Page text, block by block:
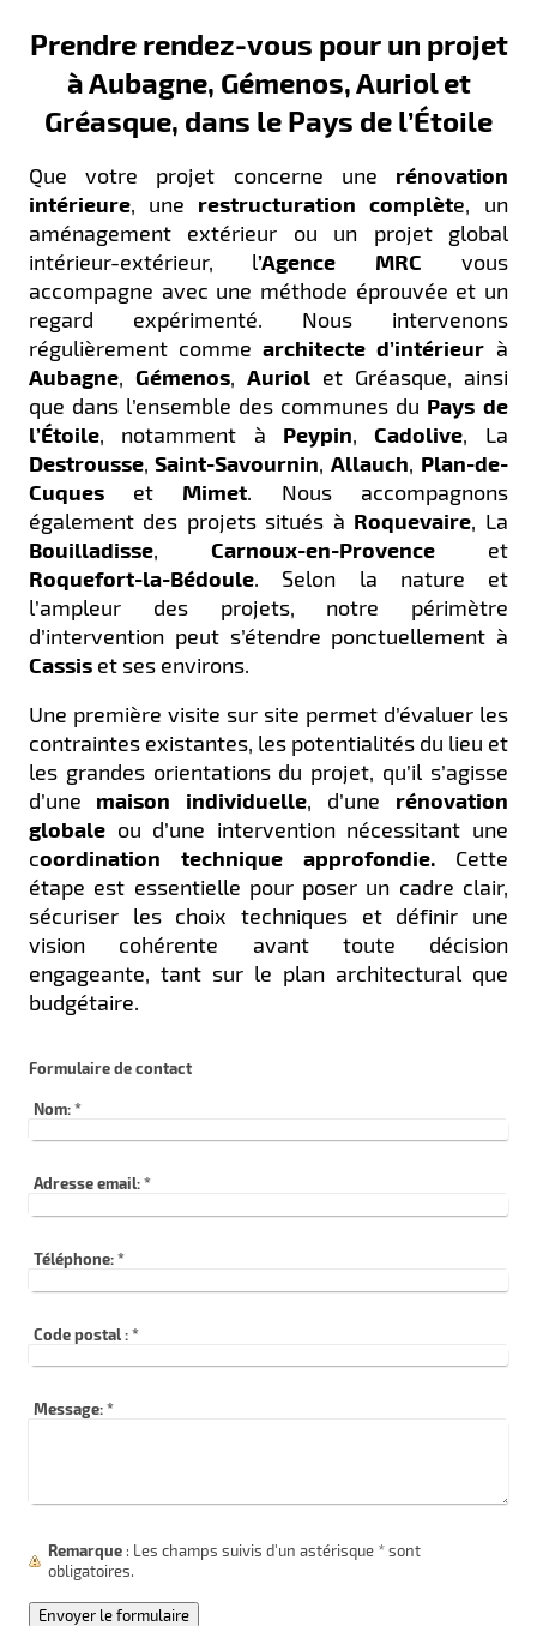
Prendre rendez-vous pour un projet
à Aubagne, Gémenos, Auriol et
Gréasque, dans le Pays de l’Étoile
Que votre projet concerne une rénovation
intérieure, une restructuration complète, un
aménagement extérieur ou un projet global
intérieur-extérieur, l’Agence MRC vous
accompagne avec une méthode éprouvée et un
regard expérimenté. Nous intervenons
régulièrement comme architecte d’intérieur à
Aubagne, Gémenos, Auriol et Gréasque, ainsi
que dans l’ensemble des communes du Pays de
l’Étoile, notamment à Peypin, Cadolive, La
Destrousse, Saint-Savournin, Allauch, Plan-de-
Cuques et Mimet. Nous accompagnons
également des projets situés à Roquevaire, La
Bouilladisse, Carnoux-en-Provence et
Roquefort-la-Bédoule. Selon la nature et
l’ampleur des projets, notre périmètre
d’intervention peut s’étendre ponctuellement à
Cassis et ses environs.
Une première visite sur site permet d’évaluer les
contraintes existantes, les potentialités du lieu et
les grandes orientations du projet, qu’il s’agisse
d’une maison individuelle, d’une rénovation
globale ou d’une intervention nécessitant une
coordination technique approfondie. Cette
étape est essentielle pour poser un cadre clair,
sécuriser les choix techniques et définir une
vision cohérente avant toute décision
engageante, tant sur le plan architectural que
budgétaire.
Formulaire de contact
Nom: *
Adresse email: *
Téléphone: *
Code postal : *
Message: *
Remarque : Les champs suivis d'un astérisque *sont
obligatoires.